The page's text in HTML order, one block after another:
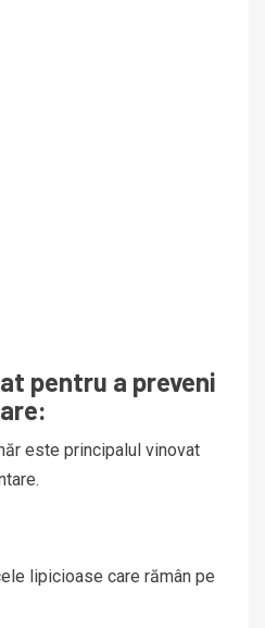
pentru a preveni
este principalul vinovat
lipicioase care rămân pe